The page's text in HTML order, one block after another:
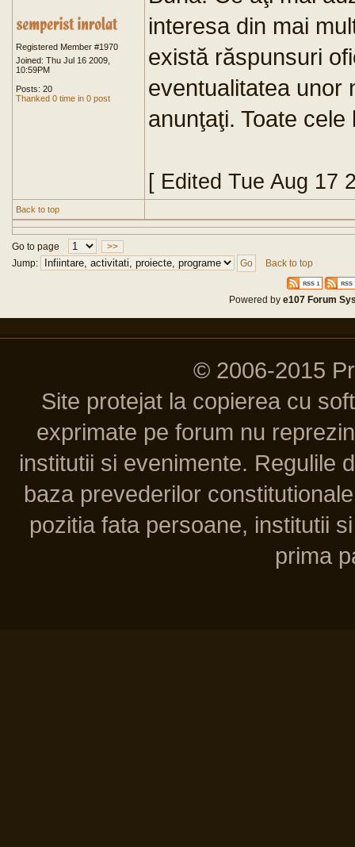
Registered Member #1970
Joined: Thu Jul 16 2009,
10:59PM
Posts: 20
Thanked 0 time in 0 post
interesa din mai
există răspunsuri
eventualitatea unor
anunţaţi. Toate cele
[ Edited Tue Aug 17
Back to top
Go to page
>>
Jump:
Back to top
Powered bye107 Forum
© 2006-2015
Site protejat la copierea cu
exprimate pe forum nu
institutii si evenimente. Regulile
baza prevederilor
pozitia fata persoane, institutii
prima